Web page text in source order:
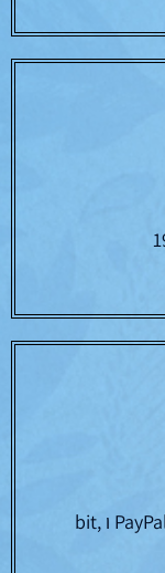
עובדים עם כל כרטיסי האשראי וגם PayPal ו bit,